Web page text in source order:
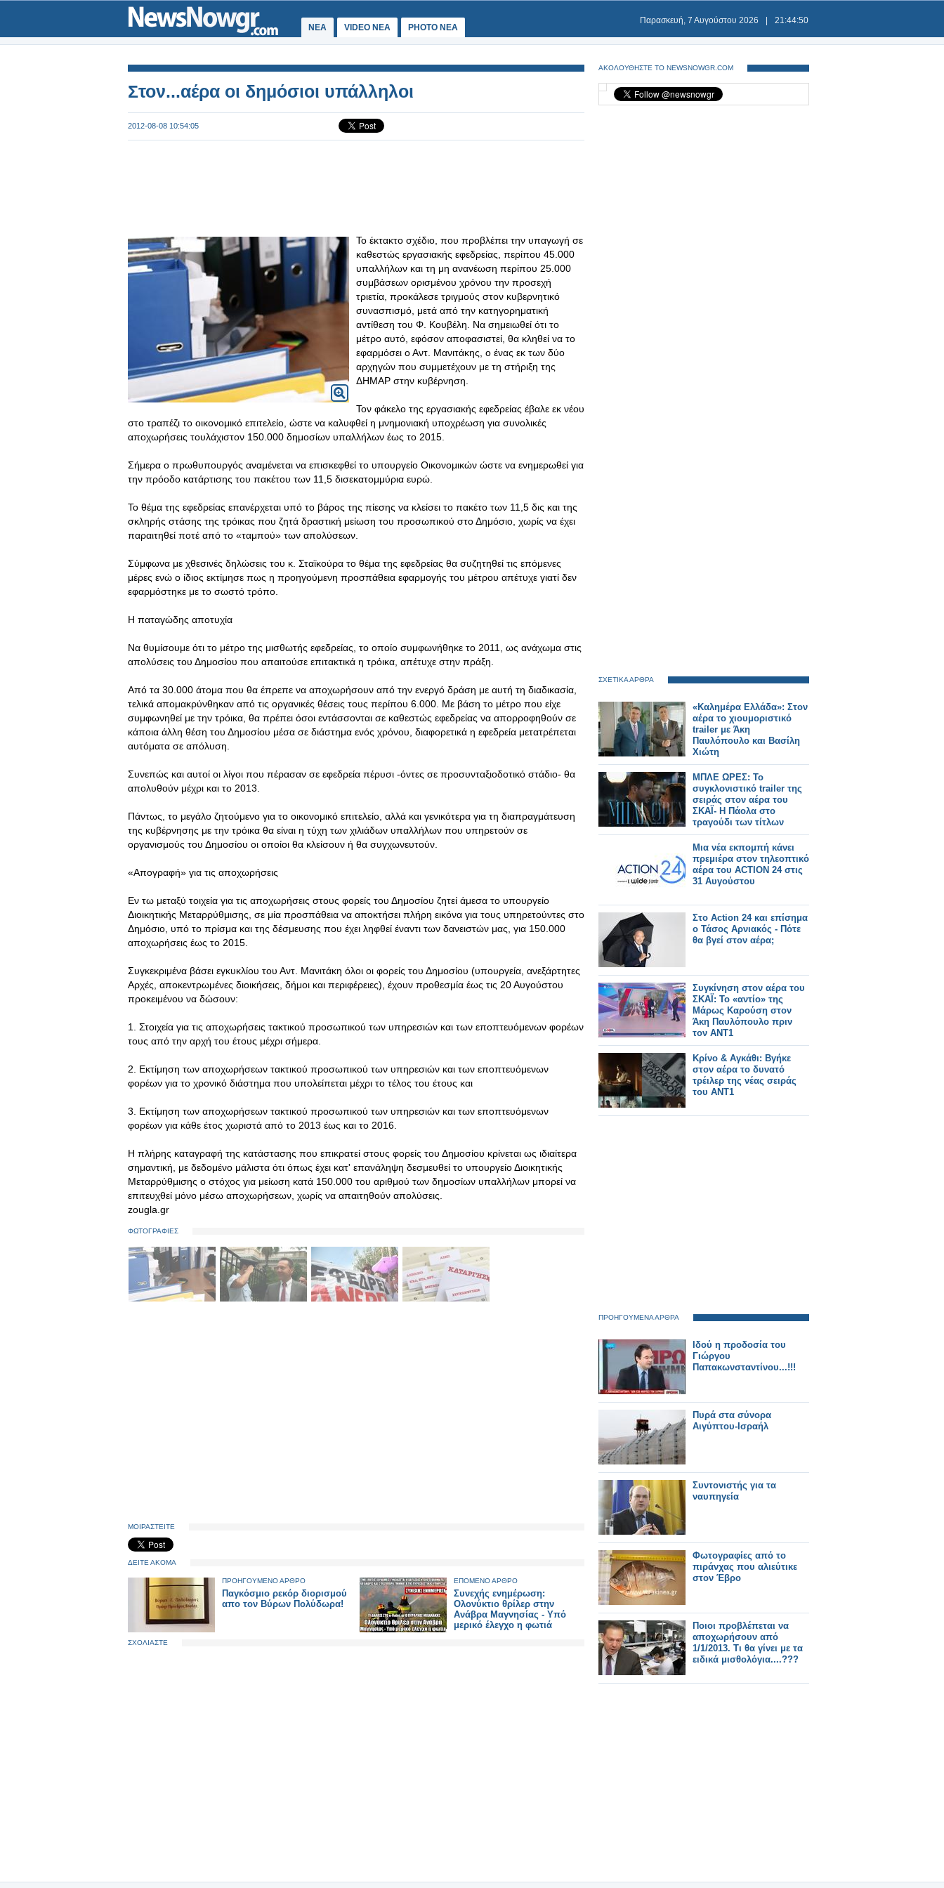
ΝΕΑ VIDEO NEA PHOTO NEA
Παρασκευή, 7 Αυγούστου 2026 21:44:51
Στον...αέρα οι δημόσιοι υπάλληλοι
2012-08-08 10:54:05
Το έκτακτο σχέδιο, που προβλέπει την υπαγωγή σε
καθεστώς εργασιακής εφεδρείας, περίπου 45.000
υπαλλήλων και τη μη ανανέωση περίπου 25.000
συμβάσεων ορισμένου χρόνου την προσεχή
τριετία, προκάλεσε τριγμούς στον κυβερνητικό
συνασπισμό, μετά από την κατηγορηματική
αντίθεση του Φ. Κουβέλη. Να σημειωθεί ότι το
μέτρο αυτό, εφόσον αποφασιστεί, θα κληθεί να το
εφαρμόσει ο Αντ. Μανιτάκης, ο ένας εκ των δύο
αρχηγών που συμμετέχουν με τη στήριξη της
ΔΗΜΑΡ στην κυβέρνηση.
Toν φάκελο της εργασιακής εφεδρείας έβαλε εκ νέου
στο τραπέζι το οικονομικό επιτελείο, ώστε να καλυφθεί η μνημονιακή υποχρέωση για συνολικές
αποχωρήσεις τουλάχιστον 150.000 δημοσίων υπαλλήλων έως το 2015.
Σήμερα ο πρωθυπουργός αναμένεται να επισκεφθεί το υπουργείο Οικονομικών ώστε να ενημερωθεί για
την πρόοδο κατάρτισης του πακέτου των 11,5 δισεκατομμύρια ευρώ.
Το θέμα της εφεδρείας επανέρχεται υπό το βάρος της πίεσης να κλείσει το πακέτο των 11,5 δις και της
σκληρής στάσης της τρόικας που ζητά δραστική μείωση του προσωπικού στο Δημόσιο, χωρίς να έχει
παραιτηθεί ποτέ από το «ταμπού» των απολύσεων.
Σύμφωνα με χθεσινές δηλώσεις του κ. Σταϊκούρα το θέμα της εφεδρείας θα συζητηθεί τις επόμενες
μέρες ενώ ο ίδιος εκτίμησε πως η προηγούμενη προσπάθεια εφαρμογής του μέτρου απέτυχε γιατί δεν
εφαρμόστηκε με το σωστό τρόπο.
Η παταγώδης αποτυχία
Να θυμίσουμε ότι το μέτρο της μισθωτής εφεδρείας, το οποίο συμφωνήθηκε το 2011, ως ανάχωμα στις
απολύσεις του Δημοσίου που απαιτούσε επιτακτικά η τρόικα, απέτυχε στην πράξη.
Από τα 30.000 άτομα που θα έπρεπε να αποχωρήσουν από την ενεργό δράση με αυτή τη διαδικασία,
τελικά απομακρύνθηκαν από τις οργανικές θέσεις τους περίπου 6.000. Με βάση το μέτρο που είχε
συμφωνηθεί με την τρόικα, θα πρέπει όσοι εντάσσονται σε καθεστώς εφεδρείας να απορροφηθούν σε
κάποια άλλη θέση του Δημοσίου μέσα σε διάστημα ενός χρόνου, διαφορετικά η εφεδρεία μετατρέπεται
αυτόματα σε απόλυση.
Συνεπώς και αυτοί οι λίγοι που πέρασαν σε εφεδρεία πέρυσι -όντες σε προσυνταξιοδοτικό στάδιο- θα
απολυθούν μέχρι και το 2013.
Πάντως, το μεγάλο ζητούμενο για το οικονομικό επιτελείο, αλλά και γενικότερα για τη διαπραγμάτευση
της κυβέρνησης με την τρόικα θα είναι η τύχη των χιλιάδων υπαλλήλων που υπηρετούν σε
οργανισμούς του Δημοσίου οι οποίοι θα κλείσουν ή θα συγχωνευτούν.
«Απογραφή» για τις αποχωρήσεις
Εν τω μεταξύ τοιχεία για τις αποχωρήσεις στους φορείς του Δημοσίου ζητεί άμεσα το υπουργείο
Διοικητικής Μεταρρύθμισης, σε μία προσπάθεια να αποκτήσει πλήρη εικόνα για τους υπηρετούντες στο
Δημόσιο, υπό το πρίσμα και της δέσμευσης που έχει ληφθεί έναντι των δανειστών μας, για 150.000
αποχωρήσεις έως το 2015.
Συγκεκριμένα βάσει εγκυκλίου του Αντ. Μανιτάκη όλοι οι φορείς του Δημοσίου (υπουργεία, ανεξάρτητες
Αρχές, αποκεντρωμένες διοικήσεις, δήμοι και περιφέρειες), έχουν προθεσμία έως τις 20 Αυγούστου
προκειμένου να δώσουν:
1. Στοιχεία για τις αποχωρήσεις τακτικού προσωπικού των υπηρεσιών και των εποπτευόμενων φορέων
τους από την αρχή του έτους μέχρι σήμερα.
2. Εκτίμηση των αποχωρήσεων τακτικού προσωπικού των υπηρεσιών και των εποπτευόμενων
φορέων για το χρονικό διάστημα που υπολείπεται μέχρι το τέλος του έτους και
3. Εκτίμηση των αποχωρήσεων τακτικού προσωπικού των υπηρεσιών και των εποπτευόμενων
φορέων για κάθε έτος χωριστά από το 2013 έως και το 2016.
Η πλήρης καταγραφή της κατάστασης που επικρατεί στους φορείς του Δημοσίου κρίνεται ως ιδιαίτερα
σημαντική, με δεδομένο μάλιστα ότι όπως έχει κατ' επανάληψη δεσμευθεί το υπουργείο Διοικητικής
Μεταρρύθμισης ο στόχος για μείωση κατά 150.000 του αριθμού των δημοσίων υπαλλήλων μπορεί να
επιτευχθεί μόνο μέσω αποχωρήσεων, χωρίς να απαιτηθούν απολύσεις.
zougla.gr
ΦΩΤΟΓΡΑΦΙΕΣ
ΜΟΙΡΑΣΤΕΙΤΕ
ΔΕΙΤΕ ΑΚΟΜΑ
ΠΡΟΗΓΟΥΜΕΝΟ ΑΡΘΡΟ
Παγκόσμιο ρεκόρ διορισμού
απο τον Βύρων Πολύδωρα!
ΕΠΟΜΕΝΟ ΑΡΘΡΟ
Συνεχής ενημέρωση:
Ολονύκτιο θρίλερ στην
Ανάβρα Μαγνησίας - Υπό
μερικό έλεγχο η φωτιά
ΣΧΟΛΙΑΣΤΕ
ΑΚΟΛΟΥΘΗΣΤΕ ΤΟ NEWSNOWGR.COM
ΣΧΕΤΙΚΑ ΑΡΘΡΑ
«Καλημέρα Ελλάδα»: Στον
αέρα το χιουμοριστικό
trailer με Άκη
Παυλόπουλο και Βασίλη
Χιώτη
ΜΠΛΕ ΩΡΕΣ: Το
συγκλονιστικό trailer της
σειράς στον αέρα του
ΣΚΑΪ- Η Πάολα στο
τραγούδι των τίτλων
Μια νέα εκπομπή κάνει
πρεμιέρα στον τηλεοπτικό
αέρα του ACTION 24 στις
31 Αυγούστου
Στο Action 24 και επίσημα
ο Τάσος Αρνιακός - Πότε
θα βγεί στον αέρα;
Συγκίνηση στον αέρα του
ΣΚΑΪ: Το «αντίο» της
Μάρως Καρούση στον
Άκη Παυλόπουλο πριν
τον ΑΝΤ1
Κρίνο & Αγκάθι: Βγήκε
στον αέρα το δυνατό
τρέιλερ της νέας σειράς
του ΑΝΤ1
ΠΡΟΗΓΟΥΜΕΝΑ ΑΡΘΡΑ
Ιδού η προδοσία του
Γιώργου
Παπακωνσταντίνου...!!!
Πυρά στα σύνορα
Αιγύπτου-Ισραήλ
Συντονιστής για τα
ναυπηγεία
Φωτογραφίες από το
πιράνχας που αλιεύτικε
στον Έβρο
Ποιοι προβλέπεται να
αποχωρήσουν από
1/1/2013. Τι θα γίνει με τα
ειδικά μισθολόγια....???